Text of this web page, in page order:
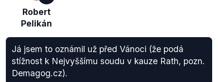
Robert
Pelikán
Já jsem to oznámil už před Vánoci (že podá
stížnost k Nejvyššímu soudu v kauze Rath, pozn.
Demagog.cz).